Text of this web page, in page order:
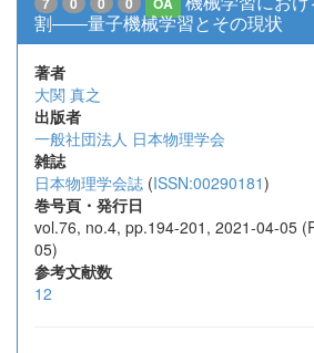
割――量子機械学習とその現状
著者
大関 真之
出版者
一般社団法人 日本物理学会
雑誌
日本物理学会誌 (ISSN:00290181)
巻号頁・発行日
vol.76, no.4, pp.194-201, 2021-04-05
05)
参考文献数
12